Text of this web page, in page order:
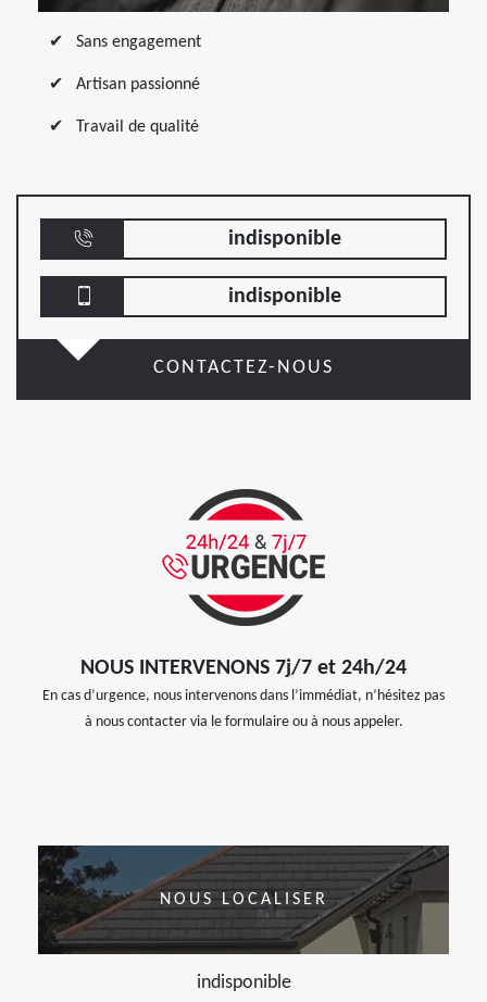
Sans engagement
Artisan passionné
Travail de qualité
indisponible
indisponible
CONTACTEZ-NOUS
NOUS INTERVENONS 7j/7 et 24h/24
En cas d’urgence, nous intervenons dans l’immédiat, n’hésitez pas
à nous contacter via le formulaire ou à nous appeler.
NOUS LOCALISER
indisponible